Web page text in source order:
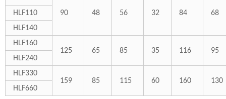
90
48 56 32 84 68
HLF110
HLF140
HLF160
125
65 85 35 116
95
HLF240
HLF330
159
85 115 60 160
130
HLF660